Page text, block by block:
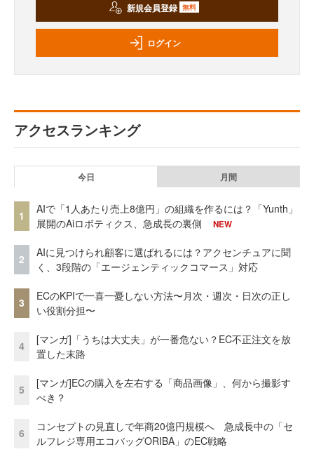
新規会員登録 無料
ログイン
アクセスランキング
今日 月間
1
AIで「1人あたり売上8億円」の組織を作るには？「Yunth」
展開のAiロボティクス、急成長の裏側
NEW
2
AIに見つけられ顧客に選ばれるには？アクセンチュアに聞
く、3段階の「エージェンティックコマース」対応
3
ECのKPIで一喜一憂しない方法〜月次・週次・日次の正し
い役割分担〜
4
[マンガ]「うちは大丈夫」が一番危ない？EC不正注文を放
置した末路
5
[マンガ]ECの購入を左右する「商品画像」、何から撮影す
べき？
6
コンセプトの見直しで年商20億円規模へ 急成長中の「セ
ルフレジ専用エコバッグORIBA」のEC戦略